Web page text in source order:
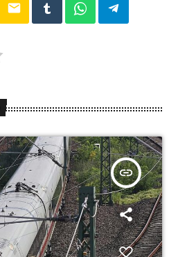
email
insert_link